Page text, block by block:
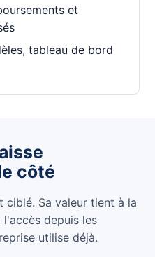
et
tableau de bord
côté
ciblé. Sa valeur tient à la
depuis les
utilise déjà.